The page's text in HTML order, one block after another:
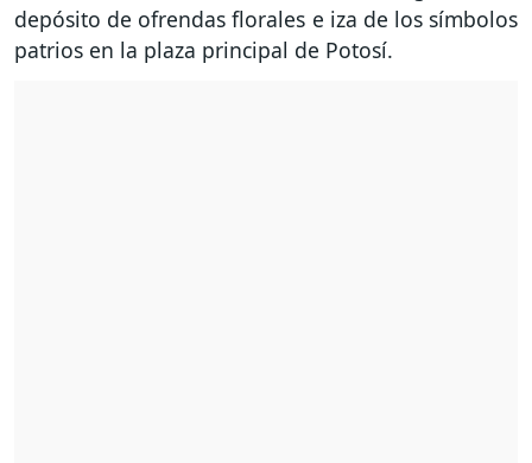
depósito de ofrendas florales e iza de los símbolos
patrios en la plaza principal de Potosí.